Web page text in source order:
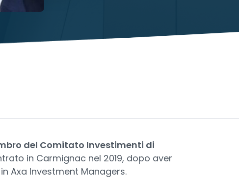
del Comitato Investimenti di
in Carmignac nel 2019, dopo aver
Axa Investment Managers.